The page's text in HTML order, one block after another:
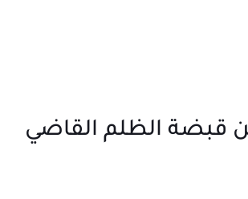
قبضة الظلم القاضي